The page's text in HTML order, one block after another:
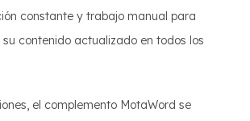
constante y trabajo manual para
contenido actualizado en todos los
el complemento MotaWord se